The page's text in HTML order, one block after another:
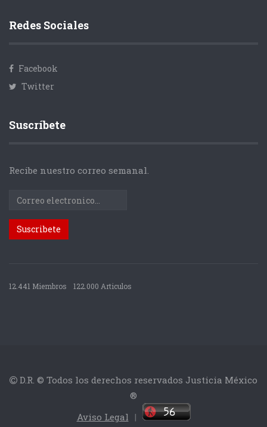
Redes Sociales
Facebook
Twitter
Suscríbete
Recibe nuestro correo semanal.
12.441 Miembros 122.000 Articulos
D.R. © Todos los derechos reservados Justicia México
®
Aviso Legal |